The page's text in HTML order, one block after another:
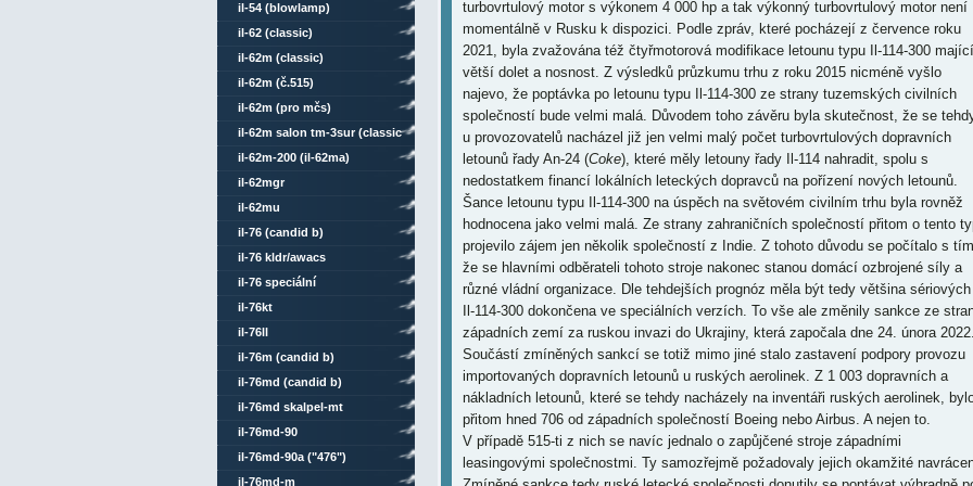
turbovrtulový motor s výkonem 4 000 hp a tak výkonný turbovrtulový motor není
momentálně v Rusku k dispozici. Podle zpráv, které pocházejí z července roku
2021, byla zvažována též čtyřmotorová modifikace letounu typu Il-114-300 mající
větší dolet a nosnost. Z výsledků průzkumu trhu z roku 2015 nicméně vyšlo
najevo, že poptávka po letounu typu Il-114-300 ze strany tuzemských civilních
společností bude velmi malá. Důvodem toho závěru byla skutečnost, že se
u provozovatelů nacházel již jen velmi malý počet turbovrtulových dopravních
letounů řady An-24 (Coke), které měly letouny řady Il-114 nahradit, spolu s
nedostatkem financí lokálních leteckých dopravců na pořízení nových letounů.
Šance letounu typu Il-114-300 na úspěch na světovém civilním trhu byla rovněž
hodnocena jako velmi malá. Ze strany zahraničních společností přitom o tento
projevilo zájem jen několik společností z Indie. Z tohoto důvodu se počítalo s
že se hlavními odběrateli tohoto stroje nakonec stanou domácí ozbrojené síly a
různé vládní organizace. Dle tehdejších prognóz měla být tedy většina sériových
Il-114-300 dokončena ve speciálních verzích. To vše ale změnily sankce ze
západních zemí za ruskou invazi do Ukrajiny, která započala dne 24. února
Součástí zmíněných sankcí se totiž mimo jiné stalo zastavení podpory provozu
importovaných dopravních letounů u ruských aerolinek. Z 1 003 dopravních a
nákladních letounů, které se tehdy nacházely na inventáři ruských aerolinek,
přitom hned 706 od západních společností Boeing nebo Airbus. A nejen to.
V případě 515-ti z nich se navíc jednalo o zapůjčené stroje západními
leasingovými společnostmi. Ty samozřejmě požadovaly jejich okamžité
il-54 (blowlamp)
il-62 (classic)
il-62m (classic)
il-62m (č.515)
il-62m (pro mčs)
il-62m salon tm-3sur (classic
comsat mod)
il-62m-200 (il-62ma)
il-62mgr
il-62mu
il-76 (candid b)
il-76 kldr/awacs
il-76 speciální
il-76kt
il-76ll
il-76m (candid b)
il-76md (candid b)
il-76md skalpel-mt
il-76md-90
il-76md-90a ("476")
il-76md-m